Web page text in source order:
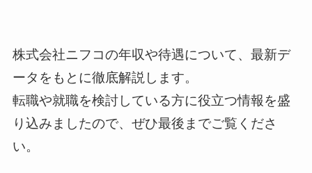
株式会社ニフコの年収や待遇について、最新デ
ータをもとに徹底解説します。
転職や就職を検討している方に役立つ情報を盛
り込みましたので、ぜひ最後までご覧くださ
い。